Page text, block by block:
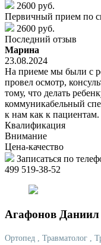
2600 руб.
Первичный прием по
2600 руб.
Последний отзыв
Марина
23.08.2024
На приеме мы были с
провел осмотр,
тому, что делать
коммуникабельный
к нам как к пациентам.
Квалификация
Внимание
Цена-качество
Записаться по
499 519-38-52
Агафонов
Ортопед , Травматолог ,